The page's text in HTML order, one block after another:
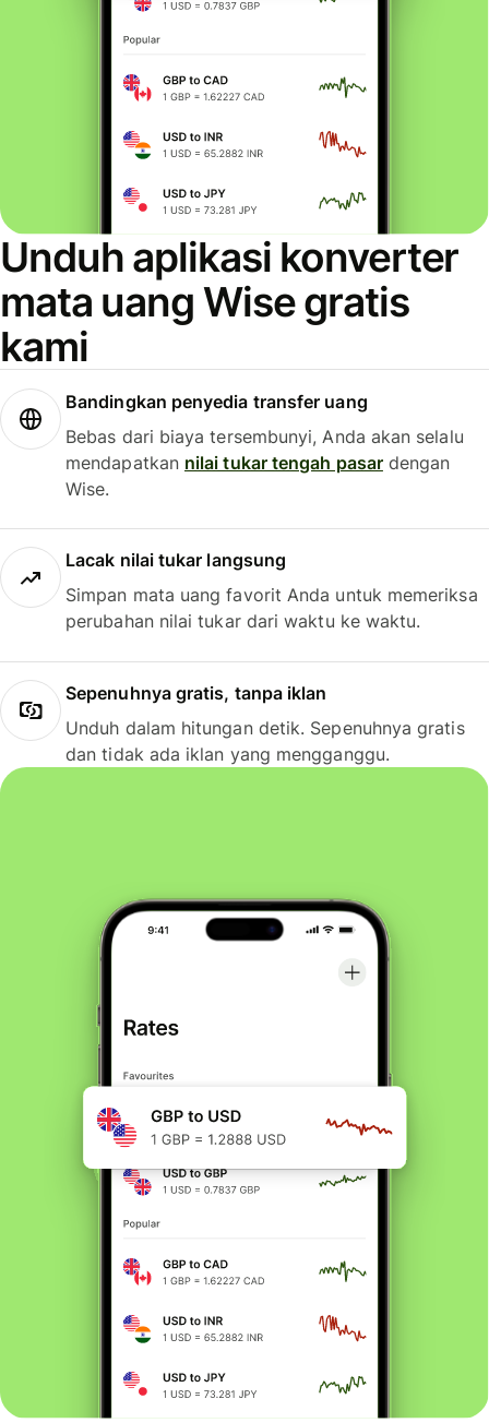
Unduh aplikasi konverter
mata uang Wise gratis
kami
Bandingkan penyedia transfer uang
Bebas dari biaya tersembunyi, Anda akan selalu
mendapatkan nilai tukar tengah pasardengan
Wise.
Lacak nilai tukar langsung
Simpan mata uang favorit Anda untuk memeriksa
perubahan nilai tukar dari waktu ke waktu.
Sepenuhnya gratis, tanpa iklan
Unduh dalam hitungan detik. Sepenuhnya gratis
dan tidak ada iklan yang mengganggu.